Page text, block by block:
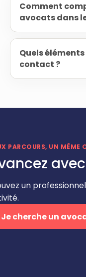
Comment
avocats dans
Quels
contact ?
PARCOURS, UN MÊME
un
Je cherche un